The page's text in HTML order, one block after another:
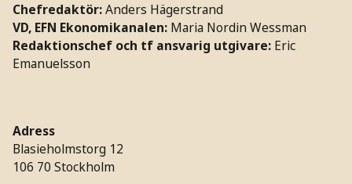
Chefredaktör:Anders Hägerstrand
VD, EFN Ekonomikanalen: Maria Nordin Wessman
Redaktionschef och tf ansvarig utgivare: Eric
Emanuelsson
Adress
Blasieholmstorg 12
106 70 Stockholm